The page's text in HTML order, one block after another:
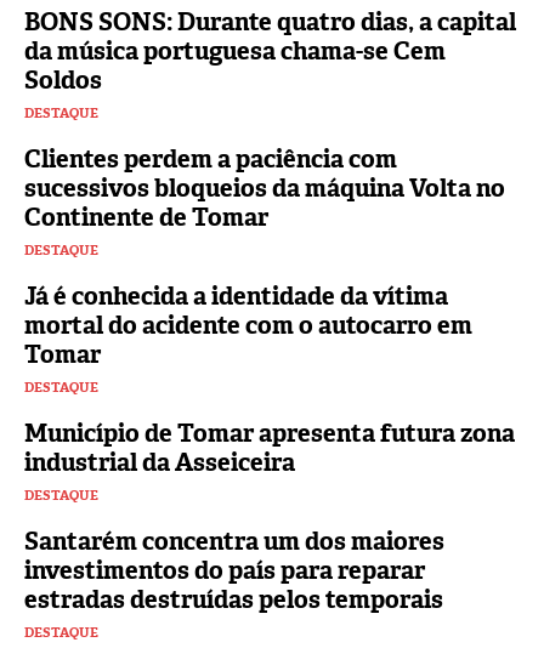
BONS SONS: Durante quatro dias, a capital
da música portuguesa chama-se Cem
Soldos
DESTAQUE
Clientes perdem a paciência com
sucessivos bloqueios da máquina Volta no
Continente de Tomar
DESTAQUE
Já é conhecida a identidade da vítima
mortal do acidente com o autocarro em
Tomar
DESTAQUE
Município de Tomar apresenta futura zona
industrial da Asseiceira
DESTAQUE
Santarém concentra um dos maiores
investimentos do país para reparar
estradas destruídas pelos temporais
DESTAQUE